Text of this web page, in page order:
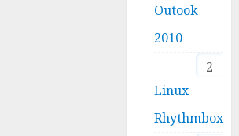
Outook
2010
2
Linux
Rhythmbox